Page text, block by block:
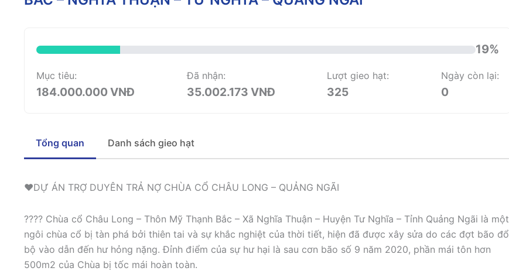
19%
Mục tiêu:
184.000.000 VNĐ
Đã nhận:
35.002.173 VNĐ
Lượt gieo hạt:
325
Ngày còn lại:
0
Tổng quan Danh sách gieo hạt
❤️DỰ ÁN TRỢ DUYÊN TRẢ NỢ CHÙA CỔ CHÂU LONG – QUẢNG NGÃI
???? Chùa cổ Châu Long – Thôn Mỹ Thạnh Bắc – Xã Nghĩa Thuận – Huyện Tư Nghĩa – Tỉnh Quảng Ngãi là một
ngôi chùa cổ bị tàn phá bởi thiên tai và sự khắc nghiệt của thời tiết, hiện đã được xây sửa do các đợt bão đổ
bộ vào dẫn đến hư hỏng nặng. Đỉnh điểm của sự hư hại là sau cơn bão số 9 năm 2020, phần mái tôn hơn
500m2 của Chùa bị tốc mái hoàn toàn.